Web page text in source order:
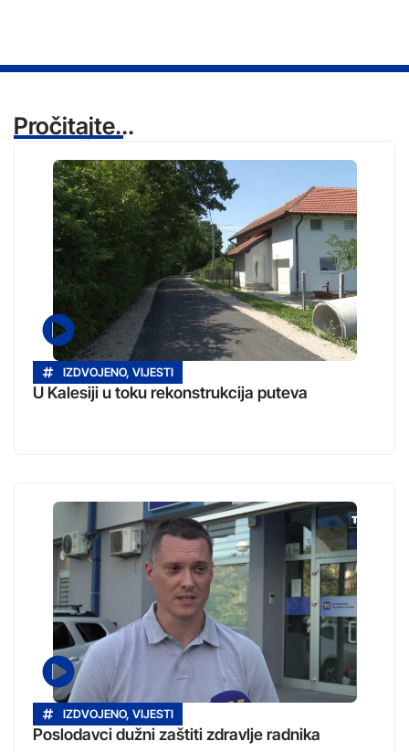
Pročitajte...
IZDVOJENO, VIJESTI
U Kalesiji u toku rekonstrukcija puteva
IZDVOJENO, VIJESTI
Poslodavci dužni zaštiti zdravlje radnika